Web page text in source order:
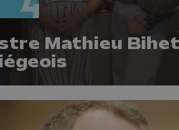
Mathieu